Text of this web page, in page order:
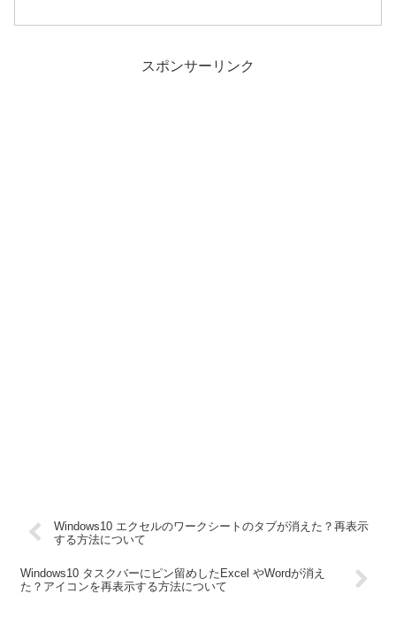
スポンサーリンク
Windows10 エクセルのワークシートのタブが消えた？再表示
する方法について
Windows10 タスクバーにピン留めしたExcel やWordが消え
た？アイコンを再表示する方法について